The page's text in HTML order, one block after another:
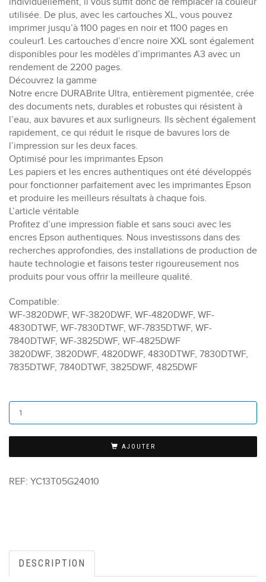
utilisée. De plus, avec les cartouches XL, vous pouvez
imprimer jusqu’à 1100 pages en noir et 1100 pages en
couleur1. Les cartouches d’encre noire XXL sont également
disponibles pour les modèles d’imprimantes A3 avec un
rendement de 2200 pages.
Découvrez la gamme
Notre encre DURABrite Ultra, entièrement pigmentée, crée
des documents nets, durables et robustes qui résistent à
l’eau, aux bavures et aux surligneurs. Ils sèchent également
rapidement, ce qui réduit le risque de bavures lors de
l’impression sur les deux faces.
Optimisé pour les imprimantes Epson
Les papiers et les encres authentiques ont été développés
pour fonctionner parfaitement avec les imprimantes Epson
et produire les meilleurs résultats à chaque fois.
L’article véritable
Profitez d’une impression fiable et sans souci avec les
encres Epson authentiques. Nous investissons dans des
recherches approfondies, des installations de production de
haute technologie et faisons tester rigoureusement nos
produits pour vous offrir la meilleure qualité.
Compatible:
WF-3820DWF, WF-3820DWF, WF-4820DWF, WF-
4830DTWF, WF-7830DTWF, WF-7835DTWF, WF-
7840DTWF, WF-3825DWF, WF-4825DWF
3820DWF, 3820DWF, 4820DWF, 4830DTWF, 7830DTWF,
7835DTWF, 7840DTWF, 3825DWF, 4825DWF
AJOUTER
REF: YC13T05G24010
DESCRIPTION